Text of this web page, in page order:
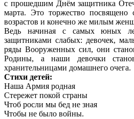
с прошедшим Днём защитника
марта. Это торжество
возрастов и конечно же милым
Ведь начиная с самых юных
защитниками слабых: девочек,
ряды Вооруженных сил, они
Родины, а наши девочки
хранительницами домашнего очега.
Стихи детей:
Наша Армия родная
Стережет покой страны
Чтоб росли мы бед не зная
Чтобы не было войны.